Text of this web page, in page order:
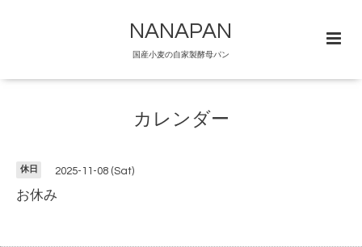
NANAPAN
国産小麦の自家製酵母パン
カレンダー
休日 2025-11-08 (Sat)
お休み